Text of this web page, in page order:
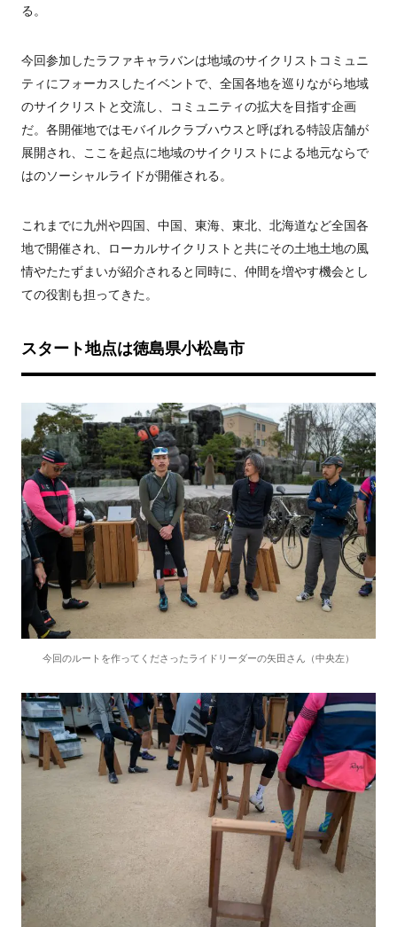
る。
今回参加したラファキャラバンは地域のサイクリストコミュニ
ティにフォーカスしたイベントで、全国各地を巡りながら地域
のサイクリストと交流し、コミュニティの拡大を目指す企画
だ。各開催地ではモバイルクラブハウスと呼ばれる特設店舗が
展開され、ここを起点に地域のサイクリストによる地元ならで
はのソーシャルライドが開催される。
これまでに九州や四国、中国、東海、東北、北海道など全国各
地で開催され、ローカルサイクリストと共にその土地土地の風
情やたたずまいが紹介されると同時に、仲間を増やす機会とし
ての役割も担ってきた。
スタート地点は徳島県小松島市
今回のルートを作ってくださったライドリーダーの矢田さん（中央左）